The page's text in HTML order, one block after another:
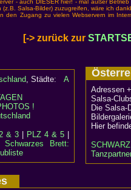
- auch DIESER hier! - mal außer
Salsa-Bilder) zuzugreifen, wäre ich
den Zugang zu vielen Webservern im
[-> zurück zur
, Städte: A
!
& 3 PLZ 4 & 5
Schwarzes Brett:
Adressen
Salsa-
Die
Hier